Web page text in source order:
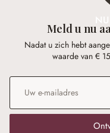
Meld u nu
Nadat u zich hebt
waarde van €
E-mailadres